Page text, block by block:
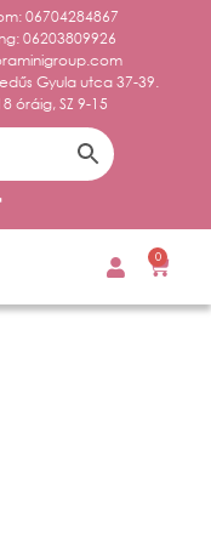
06704284867
06203809926
Gyula utca 37-39.
óráig, SZ 9-15
0